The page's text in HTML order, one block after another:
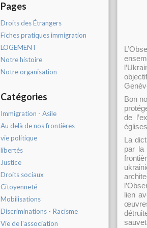
Pages
Droits des Étrangers
Fiches pratiques immigration
LOGEMENT
Notre histoire
Notre organisation
Catégories
Immigration - Asile
Au delà de nos frontières
vie politique
libertés
Justice
Droits sociaux
Citoyenneté
Mobilisations
Discriminations - Racisme
Vie de l'association
Bon
de
La
par la
lien